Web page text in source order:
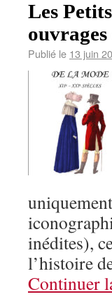
Les
Publié le 13 juin
inédites),
l’histoire
Continuer